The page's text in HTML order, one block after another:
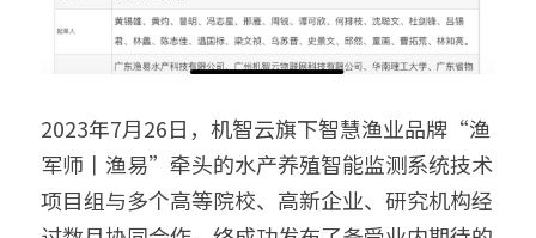
2023年7月26日，机智云旗下智慧渔业品牌“渔
军师丨渔易”牵头的水产养殖智能监测系统技术
项目组与多个高等院校、高新企业、研究机构经